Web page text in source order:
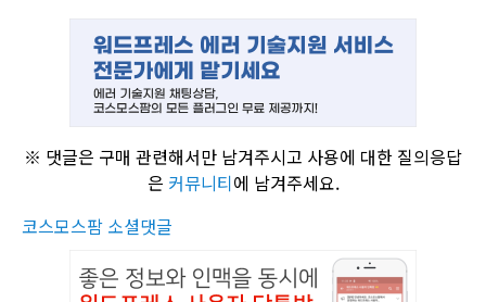
※ 댓글은 구매 관련해서만 남겨주시고 사용에 대한 질의응답
은 커뮤니티에 남겨주세요.
코스모스팜 소셜댓글